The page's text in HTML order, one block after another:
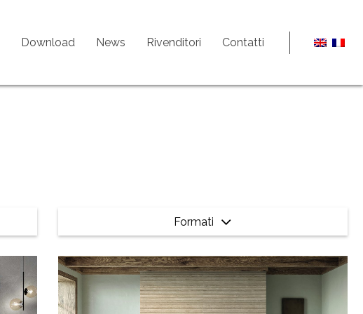
Download News Rivenditori Contatti
Formati